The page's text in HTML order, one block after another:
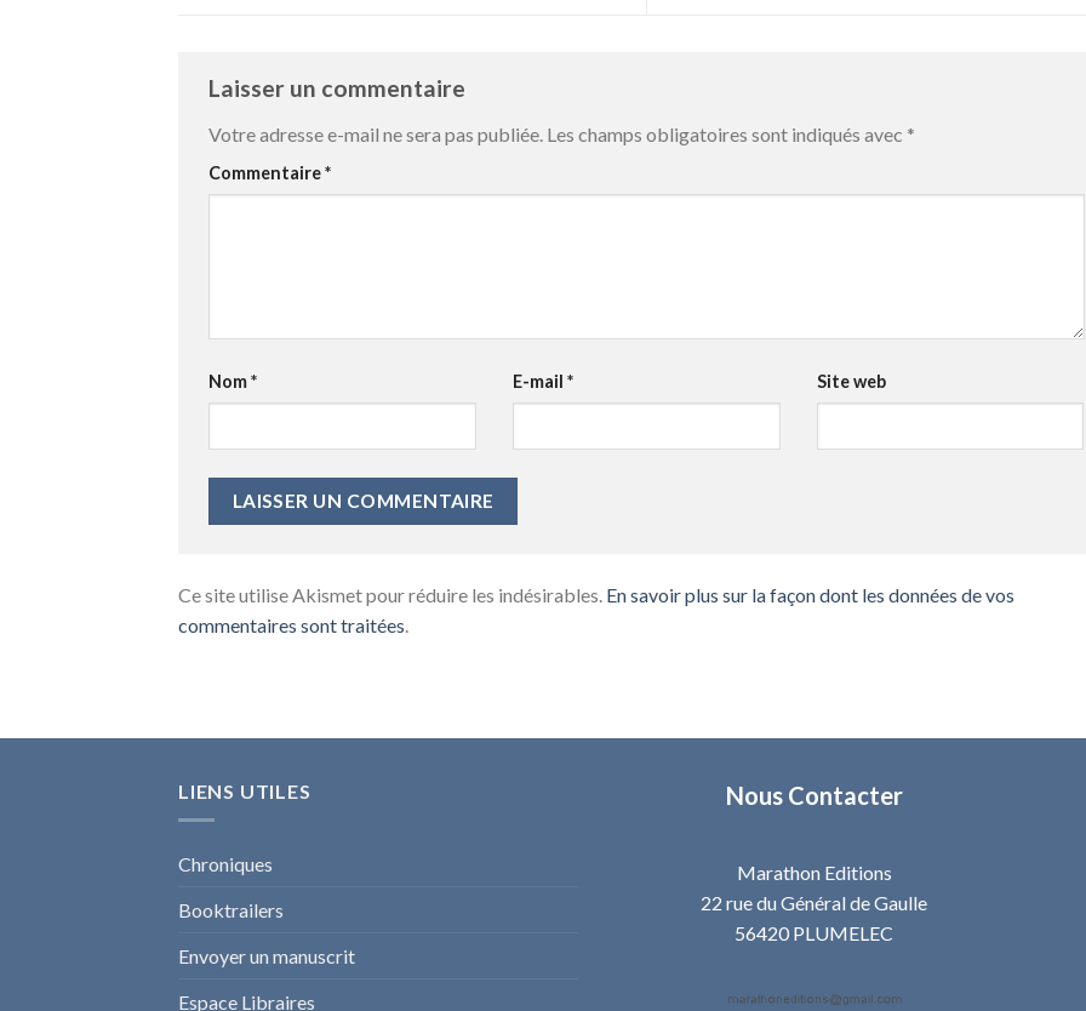
Laisser un commentaire
Votre adresse e-mail ne sera pas publiée. Les champs obligatoires sont indiqués avec *
Commentaire*
Nom* E-mail * Site web
Ce site utilise Akismet pour réduire les indésirables. En savoir plus sur la façon dont les données de vos
commentaires sont traitées
LIENS UTILES
Chroniques
Booktrailers
Envoyer un manuscrit
Espace Libraires
Nous Contacter
Marathon Editions
22 rue du Général de Gaulle
56420 PLUMELEC